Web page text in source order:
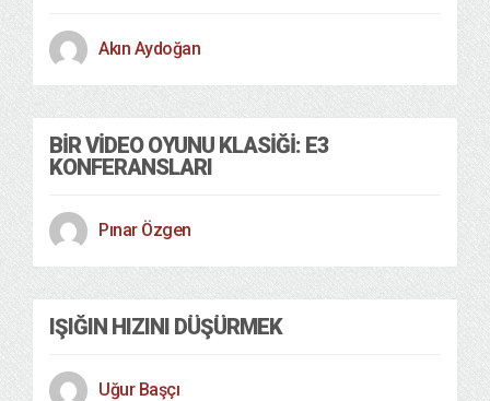
Akın Aydoğan
BIR VIDEO OYUNU KLASIĞI: E3
KONFERANSLARI
Pınar Özgen
IŞIĞIN HIZINI DÜŞÜRMEK
Uğur Başçı